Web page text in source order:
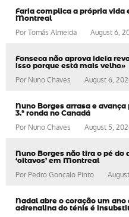
Faria complica a própria vida
Montreal
PorTomás Almeida August 6,
Fonseca não aprova ideia
isso porque está mais velho»
Por Nuno Chaves August 6,
Nuno Borges arrasa e
3.ª ronda no Canadá
PorNuno Chaves August 5,
Nuno Borges não tira o pé
‘oitavos’ em Montreal
Por Pedro Gonçalo Pinto
Nadal abre o coração um
adrenalina do ténis é